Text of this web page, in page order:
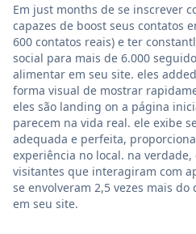
Em just months de se inscrever
capazes de boost seus contatos
600 contatos reais) e ter
social para mais de 6.000
alimentar em seu site. eles
forma visual de mostrar
eles são landing on a página
parecem na vida real. ele exibe
adequada e perfeita,
experiência no local. na
visitantes que interagiram com
se envolveram 2,5 vezes mais
em seu site.